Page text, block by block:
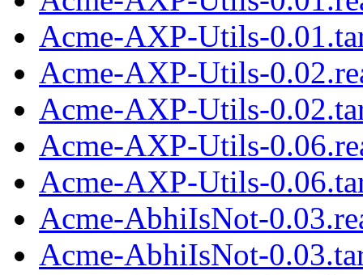
Acme-AXP-Utils-
Acme-AXP-Utils-
Acme-AXP-Utils-
Acme-AXP-Utils-
Acme-AXP-Utils-
Acme-AbhiIsNot-
Acme-AbhiIsNot-